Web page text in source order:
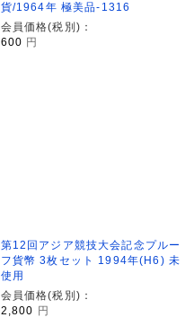
貨/1964年 極美品-1316
会員価格(税別)：
600 円
第12回アジア競技大会記念プルー
フ貨幣 3枚セット 1994年(H6) 未
使用
会員価格(税別)：
2,800 円